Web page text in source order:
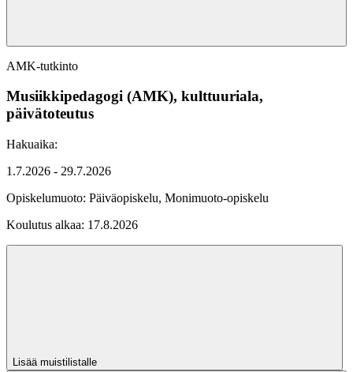
AMK-tutkinto
Musiikkipedagogi (AMK), kulttuuriala,
päivätoteutus
Hakuaika:
1.7.2026 - 29.7.2026
Opiskelumuoto: Päiväopiskelu, Monimuoto-opiskelu
Koulutus alkaa: 17.8.2026
Lisää muistilistalle